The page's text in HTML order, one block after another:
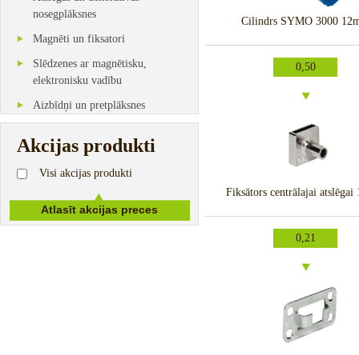
nosegplāksnes
Magnēti un fiksatori
Slēdzenes ar magnētisku,
elektronisku vadību
Aizbīdņi un pretplāksnes
Akcijas produkti
Visi akcijas produkti
Cilindrs SYMO 3000
0,50
Fiksātors centrālajai atslēgai
0,21